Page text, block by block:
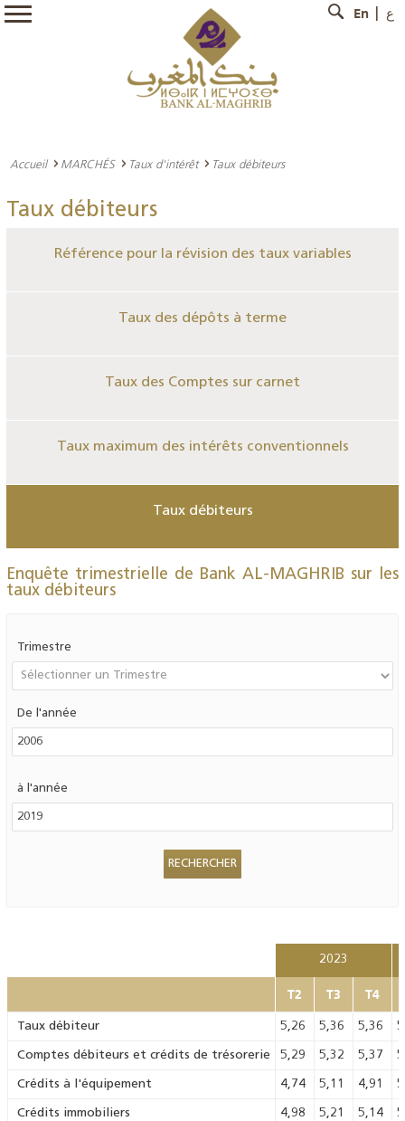
En ع
Accueil MARCHÉS Taux d'intérêt Taux débiteurs
Taux débiteurs
Référence pour la révision des taux variables
Taux des dépôts à terme
Taux des Comptes sur carnet
Taux maximum des intérêts conventionnels
Taux débiteurs
Enquête trimestrielle de Bank AL-MAGHRIB sur les
taux débiteurs
Trimestre
De l'année
à l'année
2023
T2 T3 T4
Taux débiteur 5,26 5,36 5,36
Comptes débiteurs et crédits de trésorerie 5,29 5,32 5,37
Crédits à l'équipement 4,74 5,11 4,91
Crédits immobiliers 4,98 5,21 5,14